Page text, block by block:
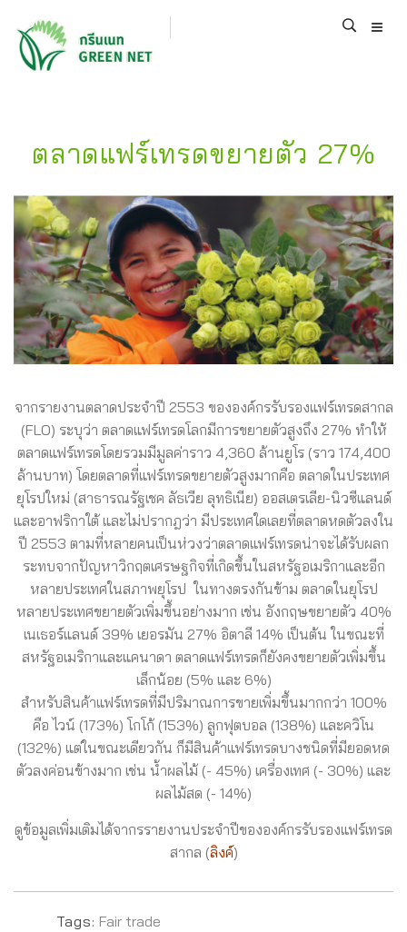
ตลาดแฟร์เทรดขยายตัว 27%
จากรายงานตลาดประจำปี 2553 ขององค์กรรับรองแฟร์เทรดสากล
(FLO) ระบุว่า ตลาดแฟร์เทรดโลกมีการขยายตัวสูงถึง 27% ทำให้
ตลาดแฟร์เทรดโดยรวมมีมูลค่าราว 4,360 ล้านยูโร (ราว 174,400
ล้านบาท) โดยตลาดที่แฟร์เทรดขยายตัวสูงมากคือ ตลาดในประเทศ
ยุโรปใหม่ (สาธารณรัฐเชค ลัธเวีย ลุทธิเนีย) ออสเตรเลีย-นิวซีแลนด์
และอาฟริกาใต้ และไม่ปรากฎว่า มีประเทศใดเลยที่ตลาดหดตัวลงใน
ปี 2553 ตามที่หลายคนเป็นห่วงว่าตลาดแฟร์เทรดน่าจะได้รับผลก
ระทบจากปัญหาวิกฤตเศรษฐกิจที่เกิดขึ้นในสหรัฐอเมริกาและอีก
หลายประเทศในสภาพยุโรป ในทางตรงกันข้าม ตลาดในยุโรป
หลายประเทศขยายตัวเพิ่มขึ้นอย่างมาก เช่น อังกฤษขยายตัว 40%
เนเธอร์แลนด์ 39% เยอรมัน 27% อิตาลี 14% เป็นต้น ในขณะที่
สหรัฐอเมริกาและแคนาดา ตลาดแฟร์เทรดก็ยังคงขยายตัวเพิ่มขึ้น
เล็กน้อย (5% และ 6%)
สำหรับสินค้าแฟร์เทรดที่มีปริมาณการขายเพิ่มขึ้นมากกว่า 100%
คือ ไวน์ (173%) โกโก้ (153%) ลูกฟุตบอล (138%) และควิโน
(132%) แต่ในขณะเดียวกัน ก็มีสินค้าแฟร์เทรดบางชนิดที่มียอดหด
ตัวลงค่อนข้างมาก เช่น น้ำผลไม้ (- 45%) เครื่องเทศ (- 30%) และ
ผลไม้สด (- 14%)
ดูข้อมูลเพิ่มเติมได้จากรรายงานประจำปีขององค์กรรับรองแฟร์เทรด
สากล (ลิงค์)
Tags: Fair trade